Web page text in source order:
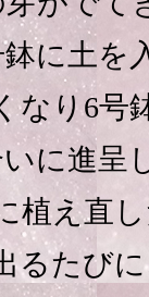
に土を
なり6号
に進呈
植え直
るたび